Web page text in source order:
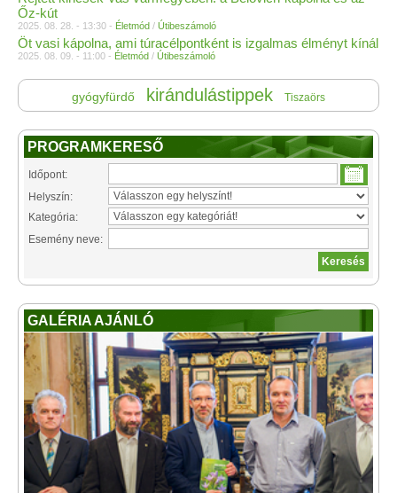
Őz-kút
2025. 08. 28. - 13:30 - Életmód / Útibeszámoló
Öt vasi kápolna, ami túracélpontként is izgalmas élményt kínál
2025. 08. 09. - 11:00 - Életmód / Útibeszámoló
gyógyfürdő kirándulástippek Tiszaörs
PROGRAMKERESŐ
Időpont:
Helyszín:
Kategória:
Esemény neve:
GALÉRIA AJÁNLÓ